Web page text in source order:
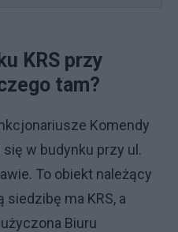
KRS przy
tam?
Komendy
w budynku przy ul.
To obiekt należący
siedzibę ma KRS, a
Biuru